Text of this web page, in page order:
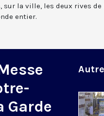
sur la ville, les deux rives de
entier.
Garde